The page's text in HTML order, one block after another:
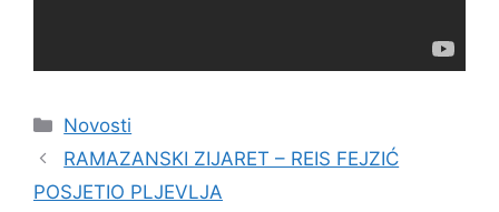
Kategorije
Novosti
RAMAZANSKI ZIJARET – REIS FEJZIĆ
POSJETIO PLJEVLJA